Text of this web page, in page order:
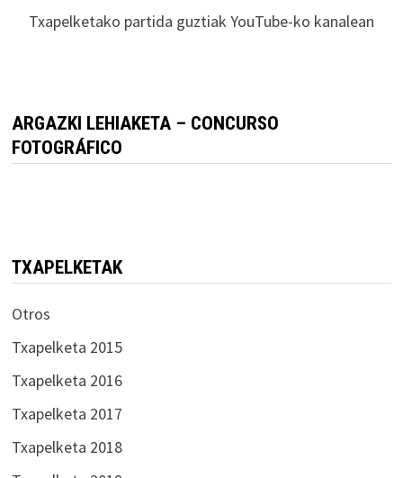
Txapelketako partida guztiak YouTube-ko kanalean
ARGAZKI LEHIAKETA – CONCURSO
FOTOGRÁFICO
TXAPELKETAK
Otros
Txapelketa 2015
Txapelketa 2016
Txapelketa 2017
Txapelketa 2018